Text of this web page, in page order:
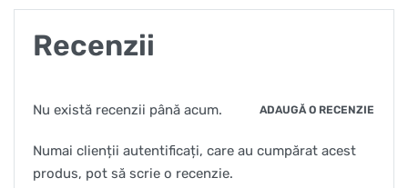
Recenzii
Nu există recenzii până acum. ADAUGĂ O RECENZIE
Numai clienții autentificați, care au cumpărat acest
produs, pot să scrie o recenzie.